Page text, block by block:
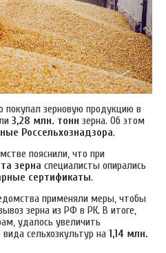
покупал зерновую продукцию в
3,28 млн. тонн зерна. Об этом
Россельхознадзора.
пояснили, что при
зерна специалисты опирались
сертификаты.
применяли меры, чтобы
зерна из РФ в РК. В итоге,
удалось увеличить
вида сельхозкультур на 1,14 млн.